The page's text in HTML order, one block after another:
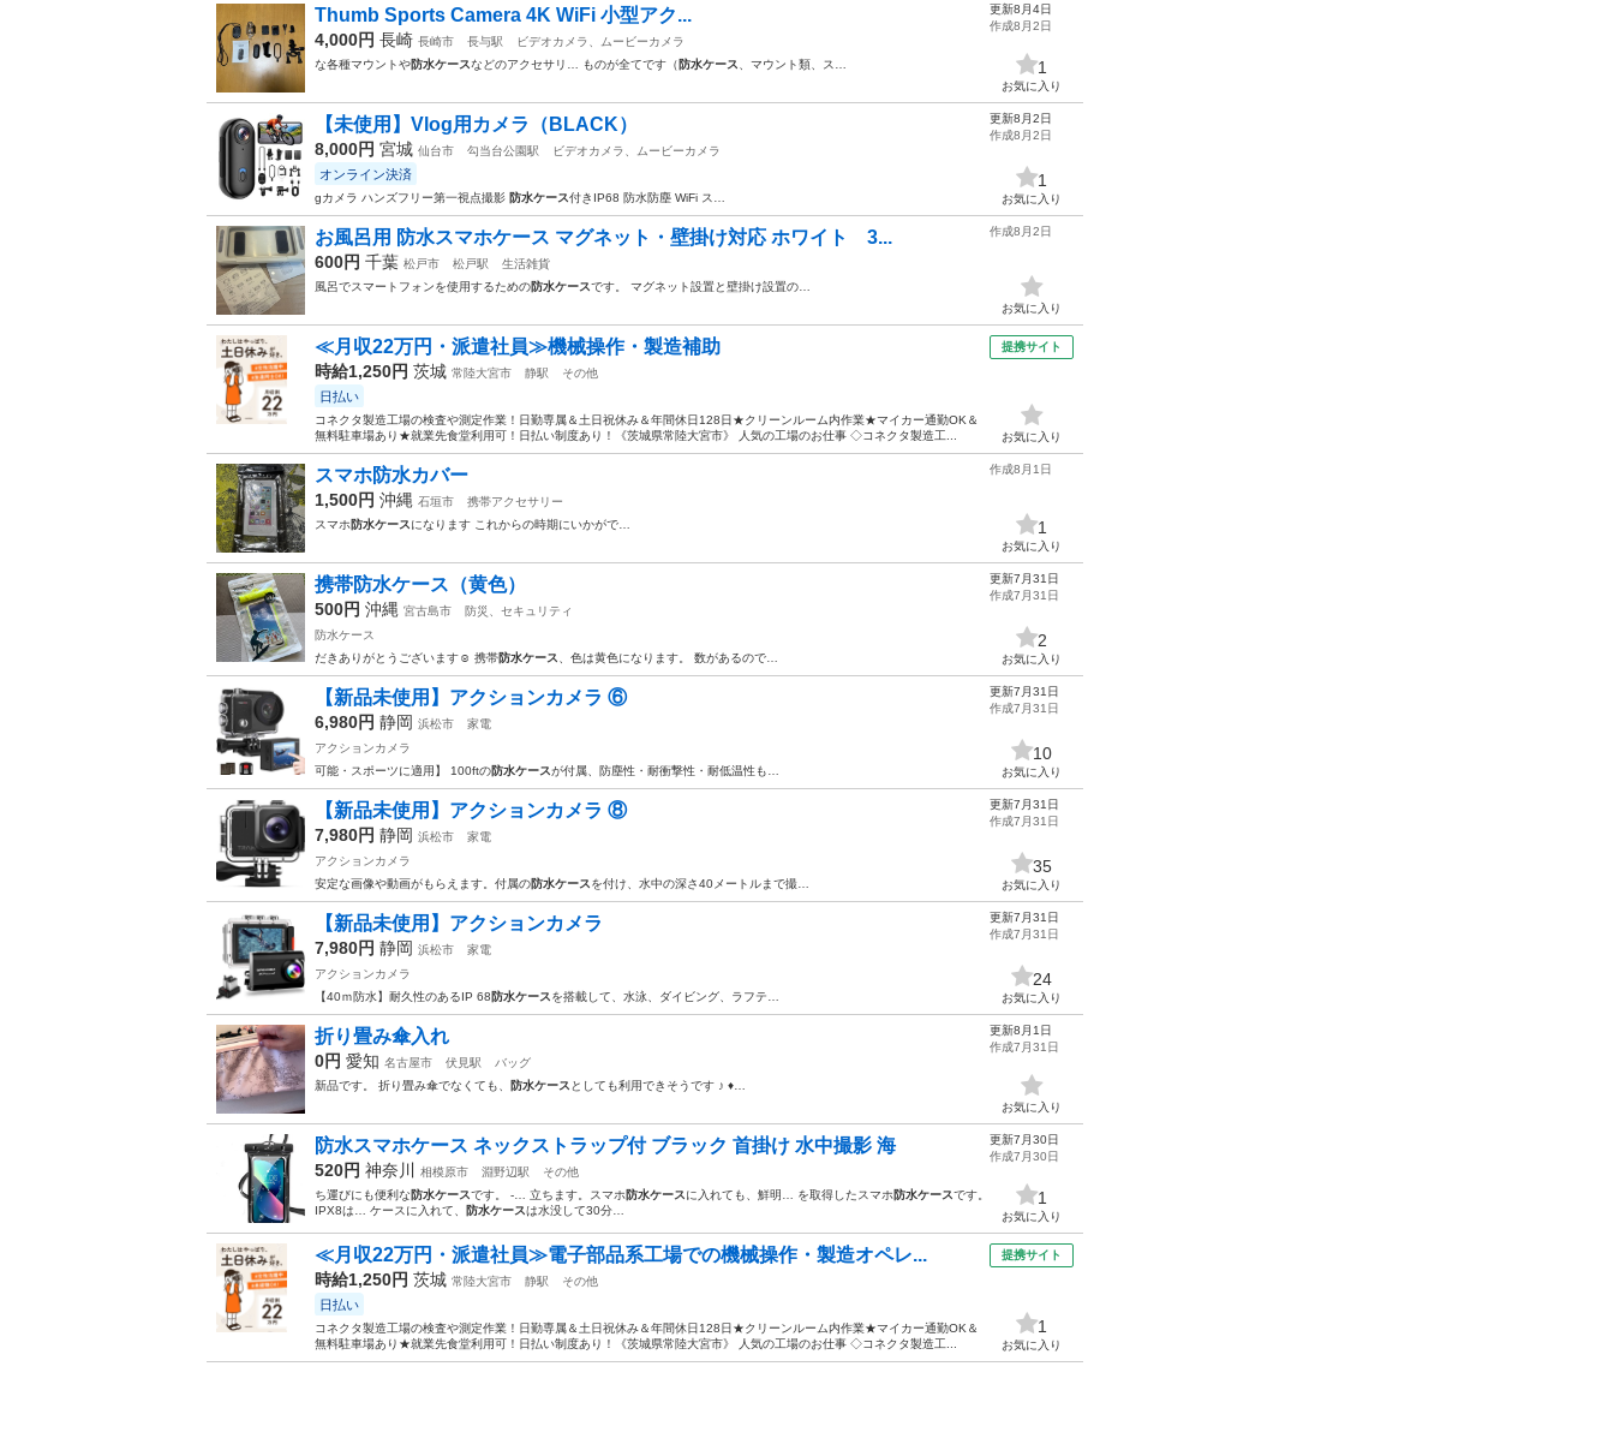
Thumb Sports Camera 4K WiFi 小型アク...
4,000円 長崎 長崎市 長与駅
ビデオカメラ、ムービーカメラ
な各種マウントや防水ケースなどのアクセサリ… ものが全てです（防水ケース 、マウント類、ス…
更新8月4日
作成8月2日
1
お気に入り
【未使用】Vlog用カメラ（BLACK）
8,000円 宮城 仙台市 勾当台公園駅 ビデオカメラ、ムービーカメラ
オンライン決済
gカメラ ハンズフリー第一視点撮影 防水ケース付きIP68 防水防塵 WiFi ス…
更新8月2日
作成8月2日
1
お気に入り
お風呂用 防水スマホケース マグネット・壁掛け対応 ホワイト 3...
600円 千葉 松戸市 松戸駅
生活雑貨
風呂でスマートフォンを使用するための防水ケースです。 マグネット設置と壁掛け設置の…
作成8月2日
お気に入り
≪月収22万円・派遣社員≫機械操作・製造補助
時給1,250円 茨城 常陸大宮市 静駅 その他
日払い
コネクタ製造工場の検査や測定作業！日勤専属＆土日祝休み＆年間休日128日★クリーンルーム内作業★マイカー通勤OK＆
無料駐車場あり★就業先食堂利用可！日払い制度あり！《茨城県常陸大宮市》 人気の工場のお仕事 ◇コネクタ製造工...
提携サイト
お気に入り
スマホ防水カバー
1,500円 沖縄 石垣市
携帯アクセサリー
スマホ防水ケースになります これからの時期にいかがで…
作成8月1日
1
お気に入り
携帯防水ケース（黄色）
500円 沖縄 宮古島市
防災、セキュリティ
防水ケース
だきありがとうございます☺️ 携帯防水ケース 、色は黄色になります。 数があるので…
更新7月31日
作成7月31日
2
お気に入り
【新品未使用】アクションカメラ ⑥
6,980円 静岡 浜松市
家電
アクションカメラ
可能・スポーツに適用】 100ftの防水ケースが付属、防塵性・耐衝撃性・耐低温性も…
更新7月31日
作成7月31日
10
お気に入り
【新品未使用】アクションカメラ ⑧
7,980円 静岡 浜松市
家電
アクションカメラ
安定な画像や動画がもらえます。付属の防水ケースを付け、水中の深さ40メートルまで撮…
更新7月31日
作成7月31日
35
お気に入り
【新品未使用】アクションカメラ
7,980円 静岡 浜松市
家電
アクションカメラ
【40ｍ防水】耐久性のあるIP 68防水ケースを搭載して、水泳、ダイビング、ラフテ…
更新7月31日
作成7月31日
24
お気に入り
折り畳み傘入れ
0円 愛知 名古屋市 伏見駅
バッグ
新品です。 折り畳み傘でなくても、 防水ケース としても利用できそうです ♪ ♦︎…
更新8月1日
作成7月31日
お気に入り
防水スマホケース ネックストラップ付 ブラック 首掛け 水中撮影 海
520円 神奈川 相模原市 淵野辺駅
その他
ち運びにも便利な防水ケースです。 -… 立ちます。スマホ防水ケースに入れても、鮮明… を取得したスマホ防水ケースです。
IPX8は… ケースに入れて、 防水ケースは水没して30分…
更新7月30日
作成7月30日
1
お気に入り
≪月収22万円・派遣社員≫電子部品系工場での機械操作・製造オペレ...
時給1,250円 茨城 常陸大宮市 静駅 その他
日払い
コネクタ製造工場の検査や測定作業！日勤専属＆土日祝休み＆年間休日128日★クリーンルーム内作業★マイカー通勤OK＆
無料駐車場あり★就業先食堂利用可！日払い制度あり！《茨城県常陸大宮市》 人気の工場のお仕事 ◇コネクタ製造工...
提携サイト
1
お気に入り